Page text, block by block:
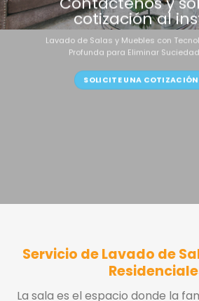
cotización al
Lavado de Salas y Muebles con
Profunda para Eliminar
SOLICITE UNA
Servicio de Lavado de
La sala es el espacio donde la